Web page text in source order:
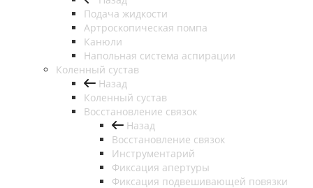
Подача жидкости
Артроскопическая помпа
Канюли
Напольная система аспирации
Коленный сустав
Назад
Коленный сустав
Восстановление связок
Назад
Восстановление связок
Инструментарий
Фиксация апертуры
Фиксация подвешивающей повязки